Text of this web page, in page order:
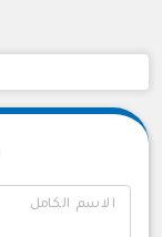
الاسم الكامل